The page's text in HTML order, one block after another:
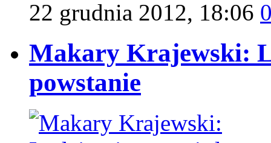
22 grudnia 2012, 18:06
Makary Krajewski:
powstanie